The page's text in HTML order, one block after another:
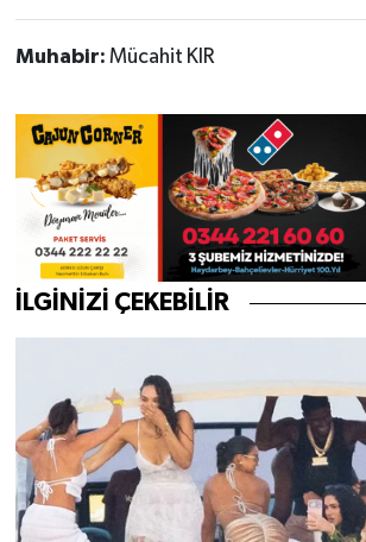
Muhabir: Mücahit KIR